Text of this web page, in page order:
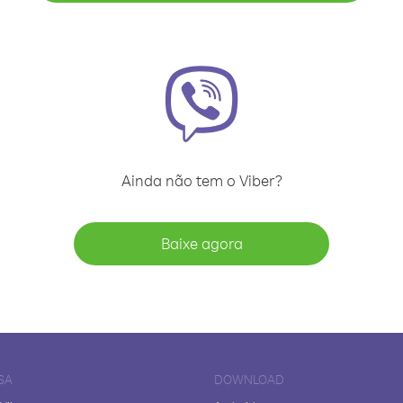
Ainda não tem o Viber?
Baixe agora
DOWNLOAD